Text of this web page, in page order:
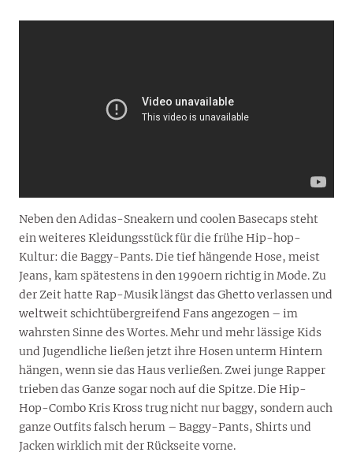
Neben den Adidas-Sneakern und coolen Basecaps steht
ein weiteres Kleidungsstück für die frühe Hip-hop-
Kultur: die Baggy-Pants. Die tief hängende Hose, meist
Jeans, kam spätestens in den 1990ern richtig in Mode. Zu
der Zeit hatte Rap-Musik längst das Ghetto verlassen und
weltweit schichtübergreifend Fans angezogen – im
wahrsten Sinne des Wortes. Mehr und mehr lässige Kids
und Jugendliche ließen jetzt ihre Hosen unterm Hintern
hängen, wenn sie das Haus verließen. Zwei junge Rapper
trieben das Ganze sogar noch auf die Spitze. Die Hip-
Hop-Combo Kris Kross trug nicht nur baggy, sondern auch
ganze Outfits falsch herum – Baggy-Pants, Shirts und
Jacken wirklich mit der Rückseite vorne.